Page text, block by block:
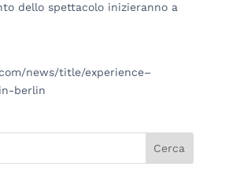
dello spettacolo inizieranno a
news/title/experience–
berlin